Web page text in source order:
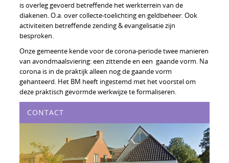
is overleg gevoerd betreffende het werkterrein van de
diakenen. O.a. over collecte-toelichting en geldbeheer. Ook
activiteiten betreffende zending & evangelisatie zijn
besproken.
Onze gemeente kende voor de corona-periode twee manieren
van avondmaalsviering: een zittende en een gaande vorm. Na
corona is in de praktijk alleen nog de gaande vorm
gehanteerd. Het BM heeft ingestemd met het voorstel om
deze praktisch gevormde werkwijze te formaliseren.
CONTACT